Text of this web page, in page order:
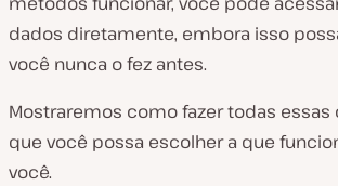
dados diretamente, embora isso
você nunca o fez antes.
Mostraremos como fazer todas essas
que você possa escolher a que
você.